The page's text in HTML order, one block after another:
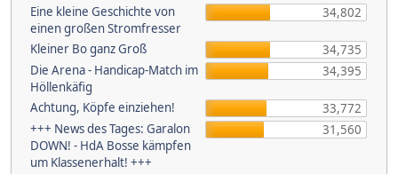
Eine kleine Geschichte von
einen großen Stromfresser
34,802
Kleiner Bo ganz Groß
34,735
Die Arena - Handicap-Match im
Höllenkäfig
34,395
Achtung, Köpfe einziehen!
33,772
+++ News des Tages: Garalon
DOWN! - HdA Bosse kämpfen
um Klassenerhalt! +++
31,560